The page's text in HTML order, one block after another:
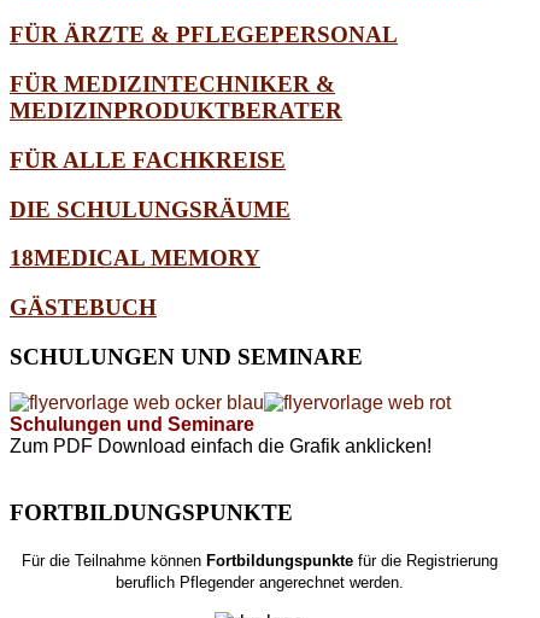
FÜR ÄRZTE & PFLEGEPERSONAL
FÜR MEDIZINTECHNIKER &
MEDIZINPRODUKTBERATER
FÜR ALLE FACHKREISE
DIE SCHULUNGSRÄUME
18MEDICAL MEMORY
GÄSTEBUCH
SCHULUNGEN UND SEMINARE
Schulungen und Seminare
Zum PDF Download einfach die Grafik anklicken!
FORTBILDUNGSPUNKTE
Für die Teilnahme könnenFortbildungspunktefür die Registrierung
beruflich Pflegender angerechnet werden.